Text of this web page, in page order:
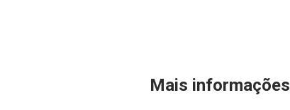
Mais informações